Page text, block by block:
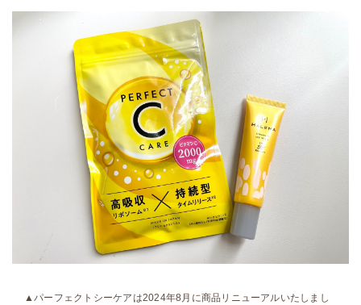
▲パーフェクトシーケアは2024年8月に商品リニューアルいたしまし